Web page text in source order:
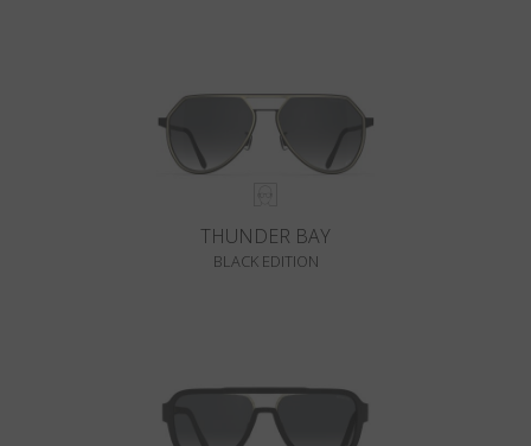
THUNDER BAY
BLACK EDITION